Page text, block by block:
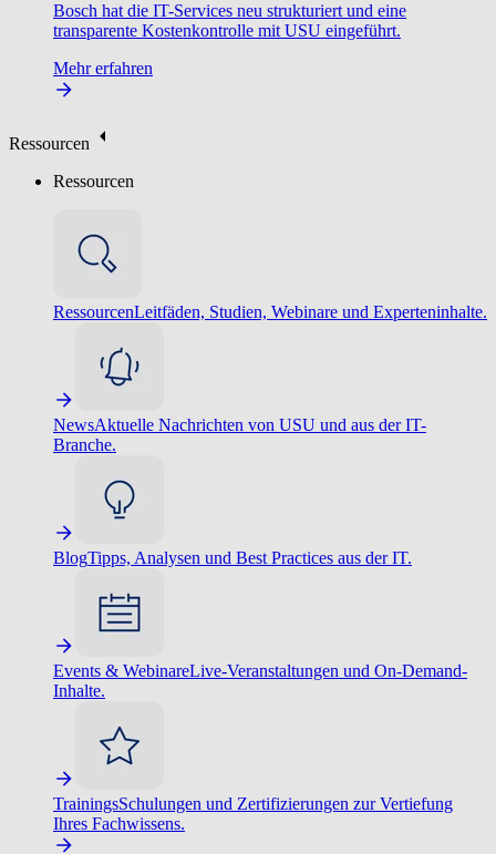
Bosch hat die IT-Services neu strukturiert und eine
transparente Kostenkontrolle mit USU eingeführt.
Mehr erfahren
Ressourcen
Ressourcen
RessourcenLeitfäden, Studien, Webinare und Experteninhalte.
NewsAktuelle Nachrichten von USU und aus der IT-
Branche.
BlogTipps, Analysen und Best Practices aus der IT.
Events & WebinareLive-Veranstaltungen und On-Demand-
Inhalte.
TrainingsSchulungen und Zertifizierungen zur Vertiefung
Ihres Fachwissens.